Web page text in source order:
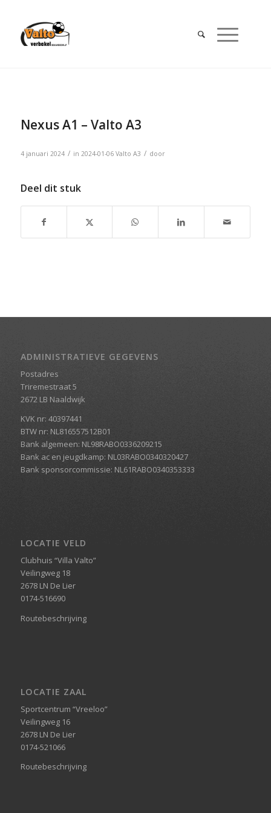
Nexus A1 – Valto A3
4 januari 2024 / in 2024-01-06 Valto A3 / door
Deel dit stuk
ADMINISTRATIEVE GEGEVENS
Postadres
Triremestraat 5
2672 LB Naaldwijk
KVK nr: 40397441
BTW nr: NL816557512B01
Bank algemeen: NL98RABO0336209215
Bank ac en jeugdkamp: NL03RABO0340320427
Bank sponsorcommissie: NL61RABO0340353333
LOCATIE VELD
Clubhuis “Villa Valto”
Veilingweg 18
2678 LN De Lier
0174-516690
Routebeschrijving
LOCATIE ZAAL
Sportcentrum “Vreeloo”
Veilingweg 16
2678 LN De Lier
0174-521066
Routebeschrijving